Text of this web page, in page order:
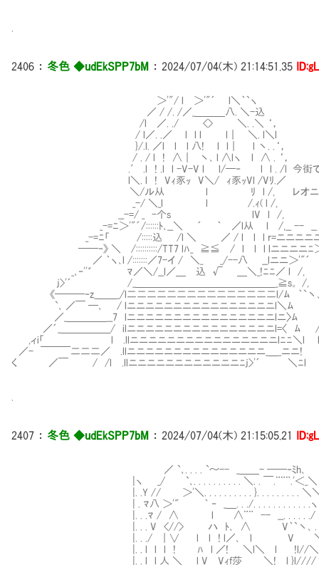
2406 ： 冬色 ◆udEkSPP7bM ： 2024/07/04(木) 21:14:51.35
＞'"/ l ＞'"´ l＼｀`ヽ
／ / /. /／_＿＿＿八. ＼-込
/l ／. ./ <> ＼. .＼ ‘，
/ l／. .／ l l l l｜ ＼. l＼l
}/.l. ／l l l 八! l l｜ l 丶. .‘，
/ . / l ! ∧｜ 丶､ l ∧lヽ l ∧ . ‘，
.′ .l ! .l l -V-V l l/─‐Ⅵ l l . /l 今街で騒がれ
l＼. l ! Vｨ豕ｯ V＼/ ｨ豕ｯVl /Vﾘ.／
＼/ル从 l ﾘ l /, レオニダス将軍が倒れた
_-/ ＼_l l /.ｨ( l /,
__-=/ _ -个s lV l /,
_-=ﾆ＞'"´/::::::ﾄ､__＼ ´ ｀ ／l从 l /,__ -- __
_-=ﾆ「 /:::::込 /l ＼ ／ / l l l r=ニニニニニ
──‐》 ＼ /::::::::::/TT7 lﾊ_ ≧≦ / l l l lニニニニﾆ
／ ｀ヽ､l /:::::::／7-イ / ＼_ _/--八 __lニニ＞'"´
_､‐''゛ ﾏ／＼/__l／＿ 込 √ ＿＼_!ﾆﾆ／ l /,
j>'´ /_＿＿＿＿＿＿＿＿＿＿＿＿＿＿_≧s。 /,
《───‐z_＿＿_/l二二二二二二二二二二二二二二二l/ﾑ ｀`丶
`､ ／￣ ─､ / lニニニニニニニニニニニニニニニニl＼ﾑ
／_＿＿＿＿__7 lニニニニニニニニニニニニニニニニlニ〉ﾑ
／´_＿＿＿＿＿/ ilニニニニニニニニニニニニニニニニl=〈
,ィi「 l .llニニニニニニニニニニニニニニニニlﾆﾆ＼l l
／- ￣￣￣二二二／ .llニニニニニニニニニニニニニニニ_＿_ニ
く ／￣ / /l .llニニニニニニニニニニニニﾆj>'´ ＼
2407 ： 冬色 ◆udEkSPP7bM ： 2024/07/04(木) 21:15:05.21
／ `､. . . . `～-- _＿＿- ──‐ﾐh､
|ヽ _/ `､. . . . . . . . . . ＼. . ￣.¨¨¨.'＜_＼
|. .Y // ＞'＼. . . . . . . . . . }. . . . . . . . . ＼＼
| . ﾏ八 ＞'" ｀ ‐ _＿. . ./. . . . . . . . . . . .ヽ .
|. . .ﾏ / ∧ l ∧¨¨ -- __. . . . . ./ . . ./ 巨大
|. . . V <//> ハ ﾄ､ ∧ V｀`丶､ . .
|. . ./ ｜∨ l l ! l／､ l V ＼/ 海からこ
|. . l l l ! ﾊ l ／! ＼l＼ l !l//＼l
|. . l l 人 ＼ l V Vｨf莎 ＼! l }l////丶､＼ 目指